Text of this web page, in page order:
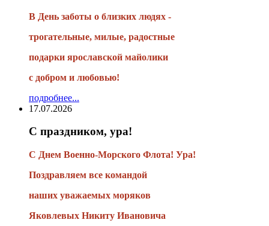
В День заботы о близких людях -
трогательные, милые, радостные
подарки ярославской майолики
с добром и любовью!
подробнее...
17.07.2026
С праздником, ура!
С Днем Военно-Морского Флота! Ура!
Поздравляем все командой
наших уважаемых моряков
Яковлевых Никиту Ивановича